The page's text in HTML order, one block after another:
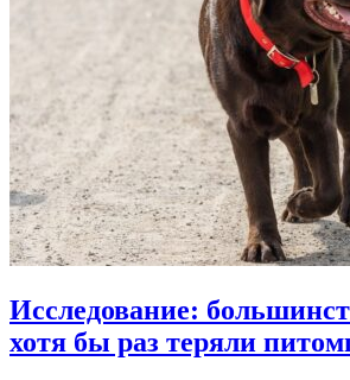
Исследование:
хотя бы раз теряли